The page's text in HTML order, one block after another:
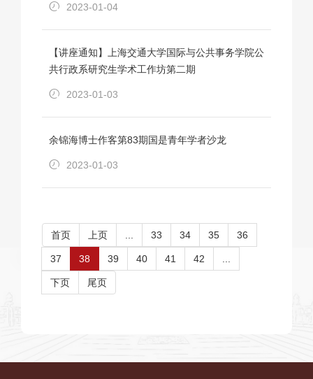
2023-01-04
【讲座通知】上海交通大学国际与公共事务学院公
共行政系研究生学术工作坊第二期
2023-01-03
余锦海博士作客第83期国是青年学者沙龙
2023-01-03
首页 上页 33 34 35 36
37 38 39 40 41 42
下页 尾页